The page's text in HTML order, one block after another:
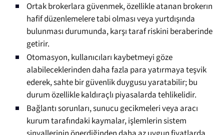
Ortak brokerlara güvenmek, özellikle atanan brokerın
hafif düzenlemelere tabi olması veya yurtdışında
bulunması durumunda, karşı taraf riskini beraberinde
getirir.
Otomasyon, kullanıcıları kaybetmeyi göze
alabileceklerinden daha fazla para yatırmaya teşvik
ederek, sahte bir güvenlik duygusu yaratabilir; bu
durum özellikle kaldıraçlı piyasalarda tehlikelidir.
Bağlantı sorunları, sunucu gecikmeleri veya aracı
kurum tarafındaki kaymalar, işlemlerin sistem